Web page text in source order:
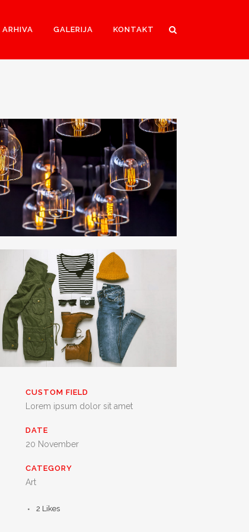
ARHIVA GALERIJA KONTAKT
CUSTOM FIELD
Lorem ipsum dolor sit amet
DATE
20 November
CATEGORY
Art
2 Likes